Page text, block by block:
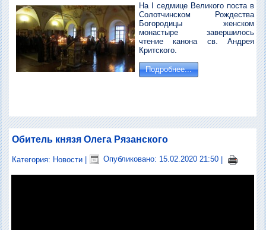
На I седмице Великого поста в
Солотчинском Рождества
Богородицы женском
монастыре завершилось
чтение канона св. Андрея
Критского.
Подробнее...
Обитель князя Олега Рязанского
Категория: Новости | Опубликовано: 15.02.2020 21:50 |